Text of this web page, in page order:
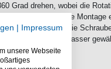
Grad drehen, wobei die
werden. Die Montage
werden rostfreie
auf dem Wasser
Impressum
unsere Webseite